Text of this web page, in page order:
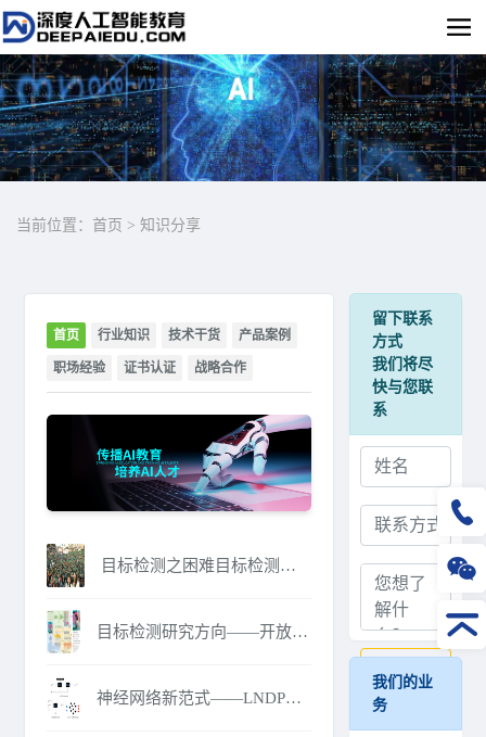
当前位置： 首页 > 知识分享
首页 行业知识 技术干货 产品案例
职场经验 证书认证 战略合作
目标检测之困难目标检测任务综述
目标检测研究方向——开放域目标检测
神经网络新范式——LNDP：可终身学习的自主发育程序
留下联系
方式
我们将尽
快与您联
系
我们的业
务